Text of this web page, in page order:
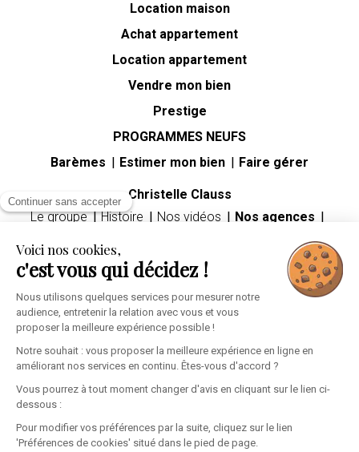
Continuer sans accepter
Voici nos cookies,
c'est vous qui décidez !
Nous utilisons quelques services pour mesurer notre
audience, entretenir la relation avec vous et vous
proposer la meilleure expérience possible !
Notre souhait : vous proposer la meilleure expérience en ligne en
améliorant nos services en continu. Êtes-vous d'accord ?
Vous pourrez à tout moment changer d'avis en cliquant sur le lien ci-
dessous :
Pour modifier vos préférences par la suite, cliquez sur le lien
'Préférences de cookies' situé dans le pied de page.
Location maison
Achat appartement
Location appartement
Vendre mon bien
Prestige
PROGRAMMES NEUFS
Barèmes
Estimer mon bien Faire gérer
Christelle Clauss
Le groupe
Histoire Nos vidéos
Nos agences
Premier achat immobilier
Mutation professionnelle
Divorce
Espace client